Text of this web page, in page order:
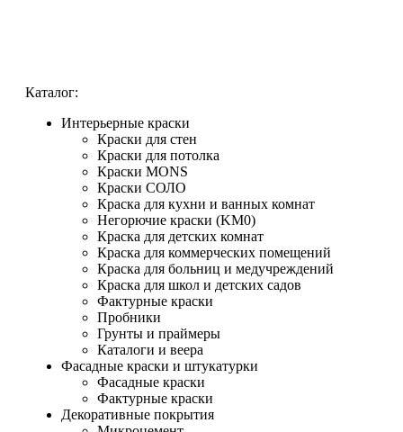
Каталог:
Интерьерные краски
Краски для стен
Краски для потолка
Краски MONS
Краски СОЛО
Краска для кухни и ванных комнат
Негорючие краски (KM0)
Краска для детских комнат
Краска для коммерческих помещений
Краска для больниц и медучреждений
Краска для школ и детских садов
Фактурные краски
Пробники
Грунты и праймеры
Каталоги и веера
Фасадные краски и штукатурки
Фасадные краски
Фактурные краски
Декоративные покрытия